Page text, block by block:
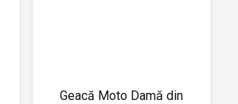
Geacă Moto Damă din